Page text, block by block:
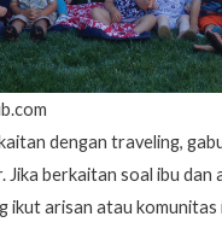
dengan traveling,
berkaitan soal ibu dan
ikut arisan atau komunitas